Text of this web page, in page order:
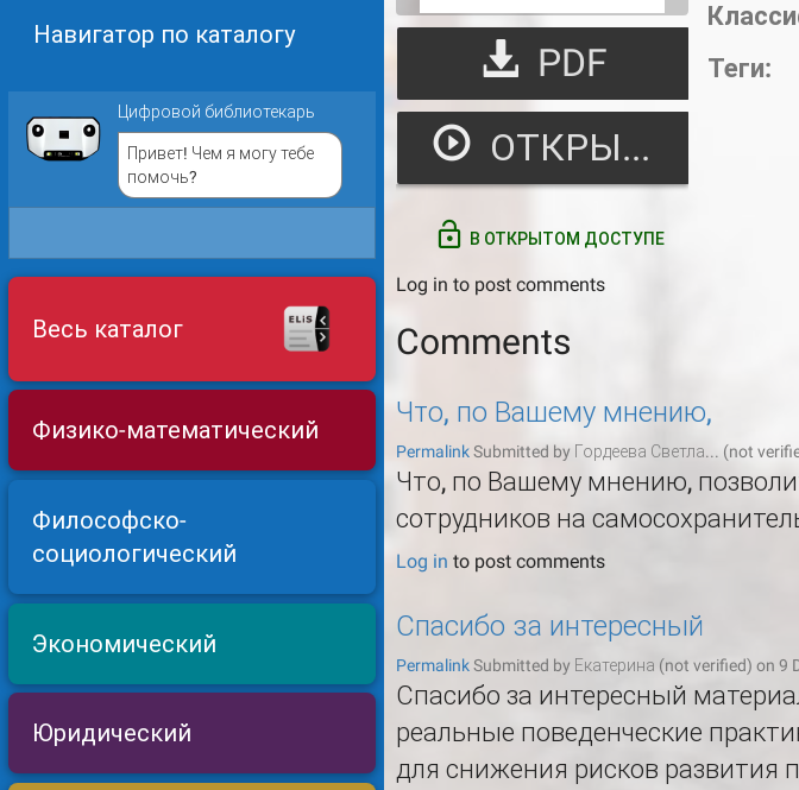
Навигатор по каталогу
Цифровой библиотекарь
Привет! Чем я могу тебе
помочь?
Весь каталог
Физико-математический
Философско-
социологический
Экономический
Юридический
PDF
ОТКРЫТЬ
Теги:
В ОТКРЫТОМ ДОСТУПЕ
Log in to post comments
Comments
Что, по Вашему мнению,
PermalinkSubmitted by Гордеева Светла... (not
Что, по Вашему мнению,
сотрудников на
Log in to post comments
Спасибо за интересный
PermalinkSubmitted by Екатерина (not verified) on 9
Спасибо за интересный
реальные поведенческие
для снижения рисков развития